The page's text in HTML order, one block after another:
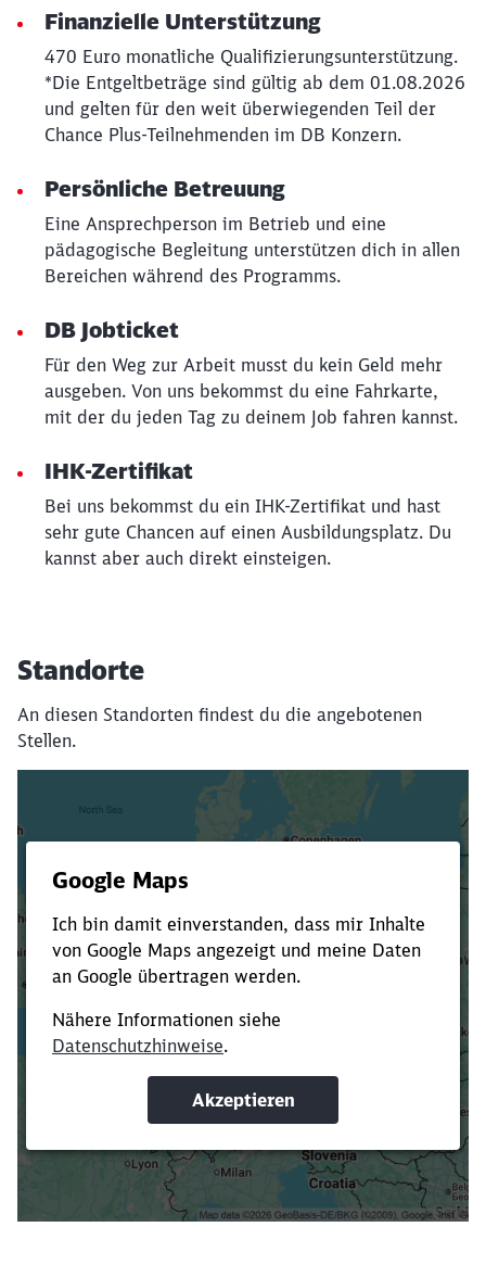
Finanzielle Unterstützung
470 Euro monatliche Qualifizierungsunterstützung.
*Die Entgeltbeträge sind gültig ab dem 01.08.2026
und gelten für den weit überwiegenden Teil der
Chance Plus-Teilnehmenden im DB Konzern.
Persönliche Betreuung
Eine Ansprechperson im Betrieb und eine
pädagogische Begleitung unterstützen dich in allen
Bereichen während des Programms.
DB Jobticket
Für den Weg zur Arbeit musst du kein Geld mehr
ausgeben. Von uns bekommst du eine Fahrkarte,
mit der du jeden Tag zu deinem Job fahren kannst.
IHK-Zertifikat
Bei uns bekommst du ein IHK-Zertifikat und hast
sehr gute Chancen auf einen Ausbildungsplatz. Du
kannst aber auch direkt einsteigen.
Standorte
An diesen Standorten findest du die angebotenen
Stellen.
Verkürze die Ladezeit, indem du Suchbegriffe
oder Filter hinzufügst.
Suchbegriffe eingeben
Filter setzen
Schließen
Möchten Sie zuweitergeleitet
werden?